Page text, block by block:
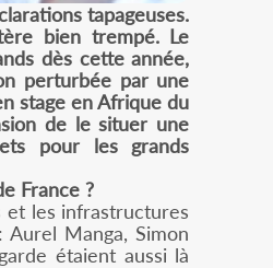
tapageuses.
bien trempé. Le
dès cette année,
perturbée par une
stage en Afrique du
de le situer une
pour les grands
France ?
et les infrastructures
Manga, Simon
étaient aussi là